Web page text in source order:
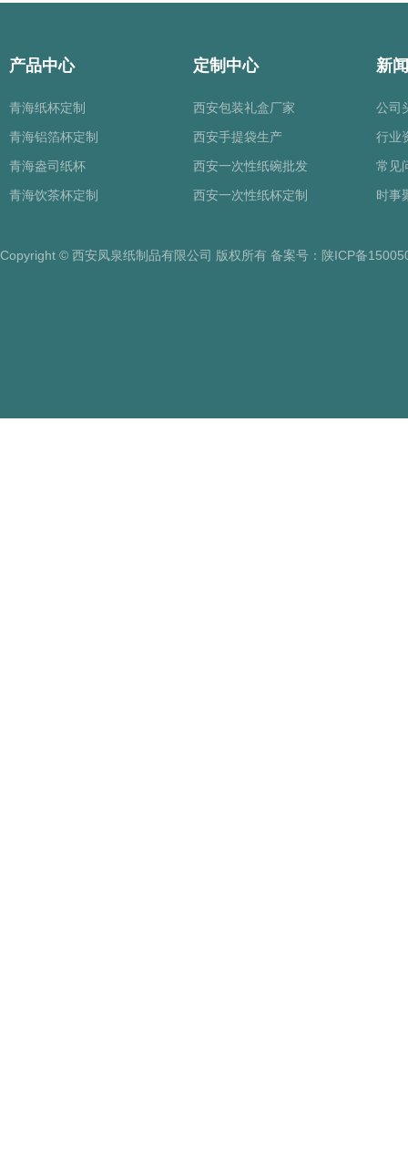
产品中心
青海纸杯定制
青海铝箔杯定制
青海盎司纸杯
青海饮茶杯定制
定制中心
西安包装礼盒厂家
西安手提袋生产
西安一次性纸碗批发
西安一次性纸杯定制
新
公司
行业
常见
时事
Copyright © 西安凤泉纸制品有限公司 版权所有 备案号： 陕ICP备